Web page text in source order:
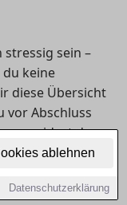
ablehnen
Datenschutzerklärung
stressig sein –
keine
diese Übersicht
vor Abschluss
vermeidest du
Wohnung, die